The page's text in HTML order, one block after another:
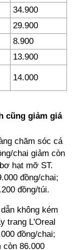
34.900
29.900
8.900
13.900
14.000
cũng giảm giá
chăm sóc cá
chai giảm còn
hạt mỡ ST.
đồng/chai;
đồng/túi.
không kém
trang L'Oreal
đồng/chai;
còn 86.000